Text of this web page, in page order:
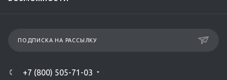
ПОДПИСКА НА РАССЫЛКУ
+7 (800) 505-71-03